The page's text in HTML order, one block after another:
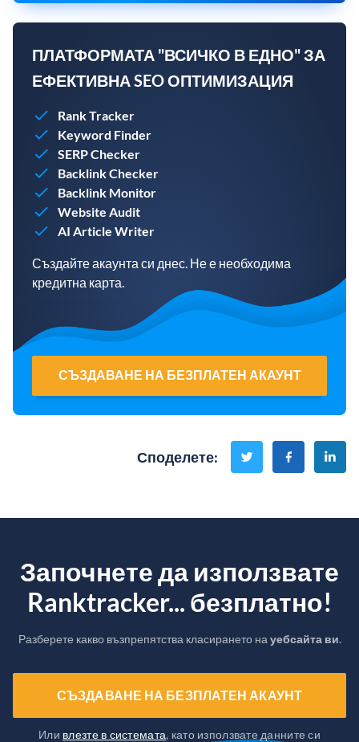
ПЛАТФОРМАТА "ВСИЧКО В ЕДНО" ЗА
ЕФЕКТИВНА SEO ОПТИМИЗАЦИЯ
Rank Tracker
Keyword Finder
SERP Checker
Backlink Checker
Backlink Monitor
Website Audit
AI Article Writer
Създайте акаунта си днес. Не е необходима
кредитна карта.
СЪЗДАВАНЕ НА БЕЗПЛАТЕН АКАУНТ
Споделете:
Започнете да използвате
Ranktracker... безплатно!
Разберете какво възпрепятства класирането на уебсайта ви.
СЪЗДАВАНЕ НА БЕЗПЛАТЕН АКАУНТ
Или влезте в системата, като използвате данните си